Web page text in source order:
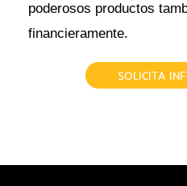
poderosos productos
financieramente.
SOLICITA